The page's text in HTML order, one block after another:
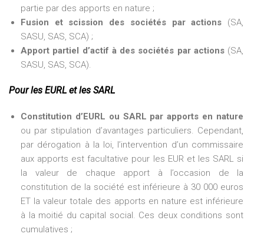
partie par des apports en nature ;
Fusion et scission des sociétés par actions (SA,
SASU, SAS, SCA) ;
Apport partiel d’actif à des sociétés par actions(SA,
SASU, SAS, SCA).
Pour les EURL et les SARL
Constitution d’EURL ou SARL par apports en nature
ou par stipulation d’avantages particuliers. Cependant,
par dérogation à la loi, l’intervention d’un commissaire
aux apports est facultative pour les EUR et les SARL si
la valeur de chaque apport à l’occasion de la
constitution de la société est inférieure à 30 000 euros
ET la valeur totale des apports en nature est inférieure
à la moitié du capital social. Ces deux conditions sont
cumulatives ;